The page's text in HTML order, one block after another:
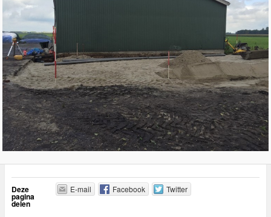
Deze
pagina
delen
E-mail Facebook Twitter